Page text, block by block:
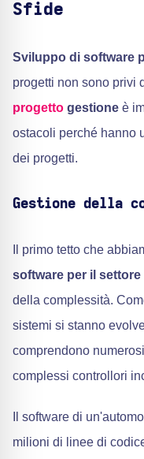
Sfide
Sviluppo di software
progetti non sono privi
progetto gestione è
ostacoli perché hanno
dei progetti.
Gestione della
Il primo tetto che
software per il
della complessità.
sistemi si stanno
comprendono
complessi controllori
Il software di
milioni di linee di